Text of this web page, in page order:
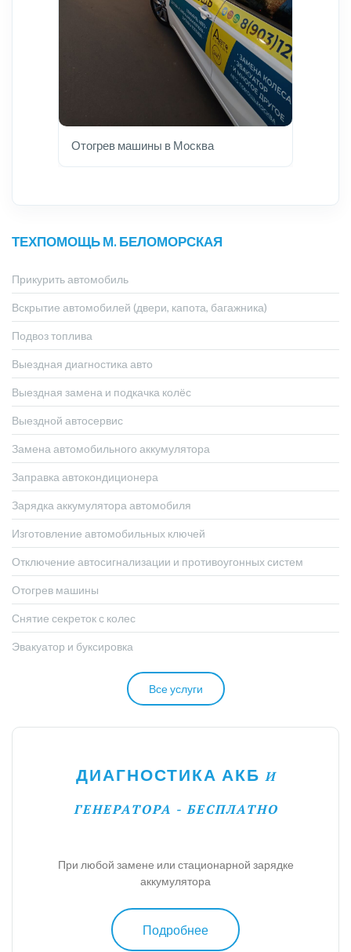
Отогрев машины в Москва
ТЕХПОМОЩЬ М. БЕЛОМОРСКАЯ
Прикурить автомобиль
Вскрытие автомобилей (двери, капота, багажника)
Подвоз топлива
Выездная диагностика авто
Выездная замена и подкачка колёс
Выездной автосервис
Замена автомобильного аккумулятора
Заправка автокондиционера
Зарядка аккумулятора автомобиля
Изготовление автомобильных ключей
Отключение автосигнализации и противоугонных систем
Отогрев машины
Снятие секреток с колес
Эвакуатор и буксировка
Все услуги
ДИАГНОСТИКА АКБ И
ГЕНЕРАТОРА - БЕСПЛАТНО
При любой замене или стационарной зарядке
аккумулятора
Подробнее